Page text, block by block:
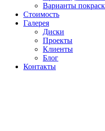
Варианты
Стоимость
Галерея
Диски
Проекты
Клиенты
Блог
Контакты